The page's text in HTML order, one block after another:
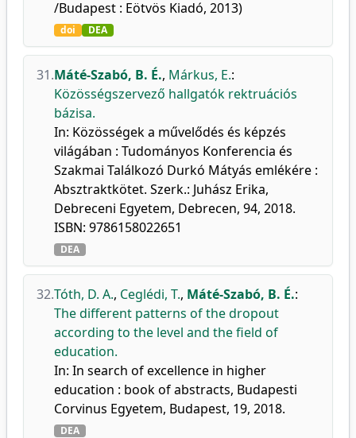
/Budapest : Eötvös Kiadó, 2013)
doi DEA
31.Máté-Szabó, B. É., Márkus, E.:
Közösségszervező hallgatók rektruációs
bázisa.
In: Közösségek a művelődés és képzés
világában : Tudományos Konferencia és
Szakmai Találkozó Durkó Mátyás emlékére :
Absztraktkötet. Szerk.: Juhász Erika,
Debreceni Egyetem, Debrecen, 94, 2018.
ISBN: 9786158022651
DEA
32.Tóth, D. A., Ceglédi, T., Máté-Szabó, B. É.:
The different patterns of the dropout
according to the level and the field of
education.
In: In search of excellence in higher
education : book of abstracts, Budapesti
Corvinus Egyetem, Budapest, 19, 2018.
DEA